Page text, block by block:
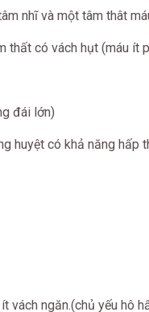
nhĩ và một tâm thât
thất có vách hụt (máu ít
đái lớn)
huyệt có khả năng hấp
vách ngăn.(chủ yếu hô